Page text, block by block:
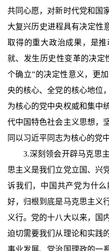
共同心愿，对新时代党和国
大复兴历史进程具有决定性
取得的重大政治成果，是
就、发生历史性变革的决定
个确立”的决定性意义，更
央的核心、全党的核心地位
为核心的党中央权威和集中
代中国特色社会主义思想，
同以习近平同志为核心的党
3.深刻领会开辟马克思主
思主义是我们立党立国、兴
诉我们，中国共产党为什
好，归根到底是马克思主义
义行。党的十八大以来，国
迫切需要我们从理论和实践